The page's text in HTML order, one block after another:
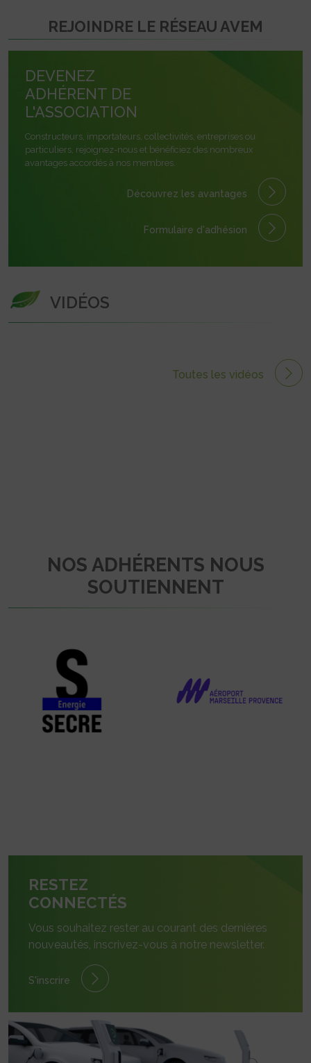
REJOINDRE LE RÉSEAU AVEM
DEVENEZ
ADHÉRENT DE
L'ASSOCIATION
Constructeurs, importateurs, collectivités, entreprises ou
particuliers, rejoignez-nous et bénéficiez des nombreux
avantages accordés à nos membres.
Découvrez les avantages
Formulaire d'adhésion
VIDÉOS
Toutes les vidéos
NOS ADHÉRENTS NOUS
SOUTIENNENT
RESTEZ
CONNECTÉS
Vous souhaitez rester au courant des dernières
nouveautés, inscrivez-vous à notre newsletter.
S'inscrire